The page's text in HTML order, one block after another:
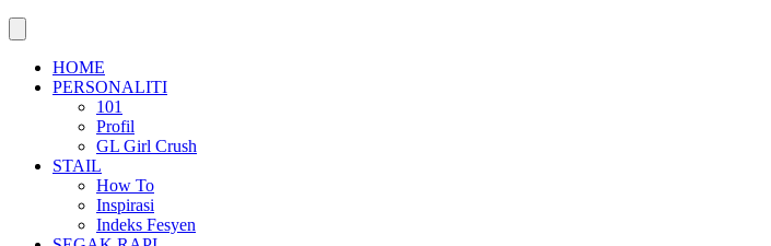
HOME
PERSONALITI
101
Profil
GL Girl Crush
STAIL
How To
Inspirasi
Indeks Fesyen